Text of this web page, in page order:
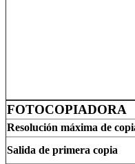
FOTOCOPIADORA
Resolución máxima de
Salida de primera copia